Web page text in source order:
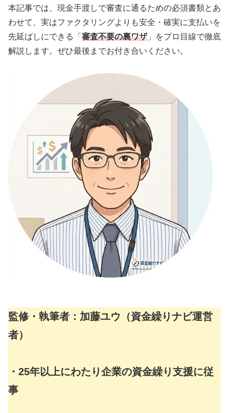
本記事では、現金手渡しで審査に通るための必須書類とあ
わせて、実はファクタリングよりも安全・確実に支払いを
先延ばしにできる「 審査不要の裏ワザ」をプロ目線で徹底
解説します。ぜひ最後までお付き合いください。
監修・執筆者：加藤ユウ（資金繰りナビ運営
者）
・25年以上にわたり企業の資金繰り支援に従
事